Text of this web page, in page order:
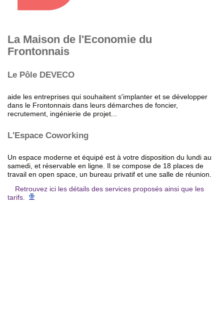
La Maison de l'Economie du
Frontonnais
Le Pôle DEVECO
aide les entreprises qui souhaitent s'implanter et se développer
dans le Frontonnais dans leurs démarches de foncier,
recrutement, ingénierie de projet...
L'Espace Coworking
Un espace moderne et équipé est à votre disposition du lundi au
samedi, et réservable en ligne. Il se compose de 18 places de
travail en open space, un bureau privatif et une salle de réunion.
Retrouvez ici les détails des services proposés ainsi que les
tarifs.